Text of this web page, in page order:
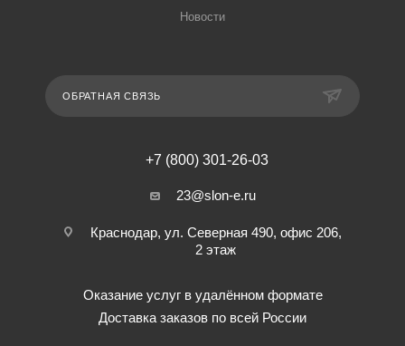
Новости
ОБРАТНАЯ СВЯЗЬ
+7 (800) 301-26-03
23@slon-e.ru
Краснодар, ул. Северная 490, офис 206,
2 этаж
Оказание услуг в удалённом формате
Доставка заказов по всей России